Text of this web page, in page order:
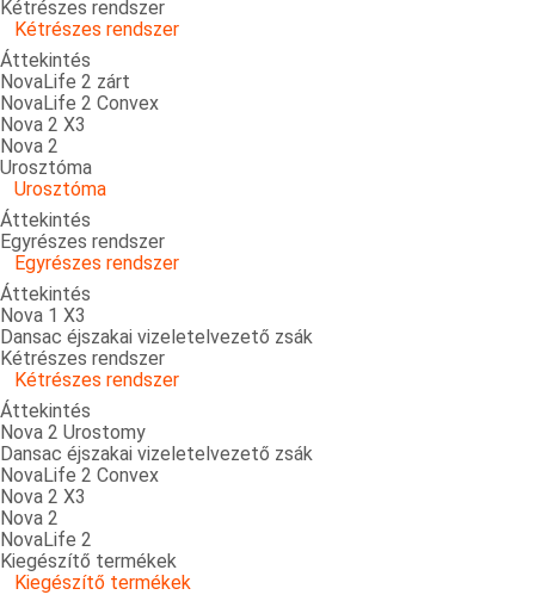
Kétrészes rendszer
Kétrészes rendszer
Áttekintés
NovaLife 2 zárt
NovaLife 2 Convex
Nova 2 X3
Nova 2
Urosztóma
Urosztóma
Áttekintés
Egyrészes rendszer
Egyrészes rendszer
Áttekintés
Nova 1 X3
Dansac éjszakai vizeletelvezető zsák
Kétrészes rendszer
Kétrészes rendszer
Áttekintés
Nova 2 Urostomy
Dansac éjszakai vizeletelvezető zsák
NovaLife 2 Convex
Nova 2 X3
Nova 2
NovaLife 2
Kiegészítő termékek
Kiegészítő termékek